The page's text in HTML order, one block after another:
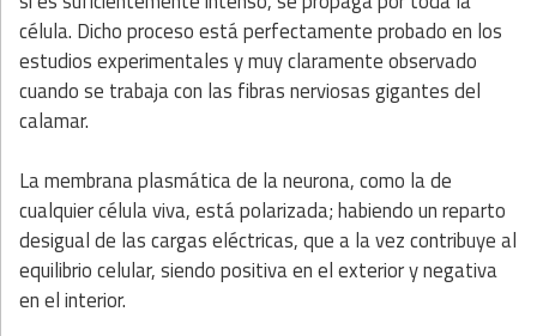
célula. Dicho proceso está perfectamente probado en los
estudios experimentales y muy claramente observado
cuando se trabaja con las fibras nerviosas gigantes del
calamar.
La membrana plasmática de la neurona, como la de
cualquier célula viva, está polarizada; habiendo un reparto
desigual de las cargas eléctricas, que a la vez contribuye al
equilibrio celular, siendo positiva en el exterior y negativa
en el interior.